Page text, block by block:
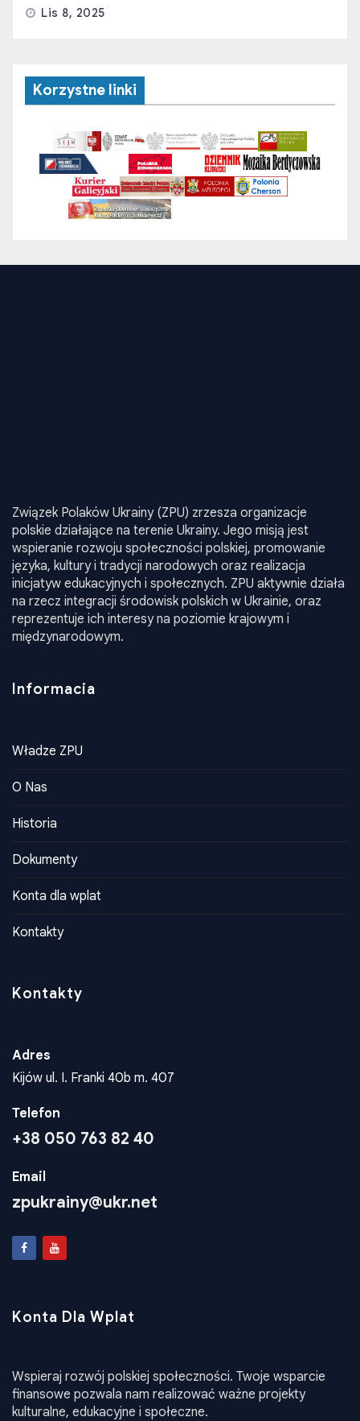
Lis 8, 2025
Korzystne linki
Związek Polaków Ukrainy (ZPU) zrzesza organizacje
polskie działające na terenie Ukrainy. Jego misją jest
wspieranie rozwoju społeczności polskiej, promowanie
języka, kultury i tradycji narodowych oraz realizacja
inicjatyw edukacyjnych i społecznych. ZPU aktywnie działa
na rzecz integracji środowisk polskich w Ukrainie, oraz
reprezentuje ich interesy na poziomie krajowym i
międzynarodowym.
Informacia
Władze ZPU
O Nas
Historia
Dokumenty
Konta dla wplat
Kontakty
Kontakty
Adres
Kijów ul. I. Franki 40b m. 407
Telefon
+38 050 763 82 40
Email
zpukrainy@ukr.net
Konta Dla Wplat
Wspieraj rozwój polskiej społeczności. Twoje wsparcie
finansowe pozwala nam realizować ważne projekty
kulturalne, edukacyjne i społeczne.